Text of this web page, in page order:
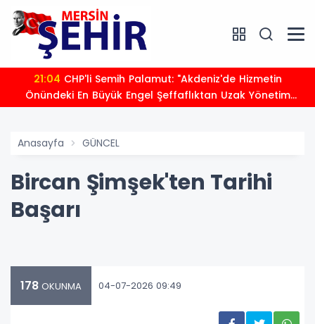
21:04
Önündeki En Büyük Engel Şeffaflıktan Uzak Yönetim
Anlayışıdır"
Anasayfa GÜNCEL
Bircan Şimşek'ten Tarihi
Başarı
178 OKUNMA 04-07-2026 09:49